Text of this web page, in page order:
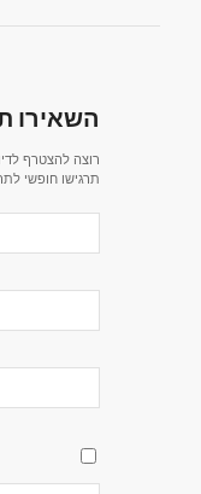
השאירו
רוצה להצטרף
תרגישו חופשי